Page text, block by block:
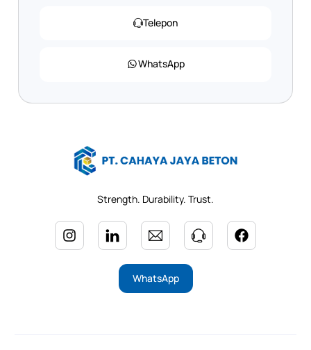
Telepon
WhatsApp
Strength. Durability. Trust.
WhatsApp